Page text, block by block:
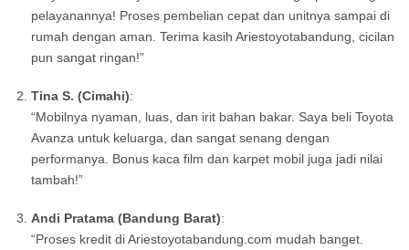
pelayanannya! Proses pembelian cepat dan unitnya sampai di
rumah dengan aman. Terima kasih Ariestoyotabandung, cicilan
pun sangat ringan!”
Tina S. (Cimahi):
“Mobilnya nyaman, luas, dan irit bahan bakar. Saya beli Toyota
Avanza untuk keluarga, dan sangat senang dengan
performanya. Bonus kaca film dan karpet mobil juga jadi nilai
tambah!”
Andi Pratama (Bandung Barat):
“Proses kredit di Ariestoyotabandung.com mudah banget.